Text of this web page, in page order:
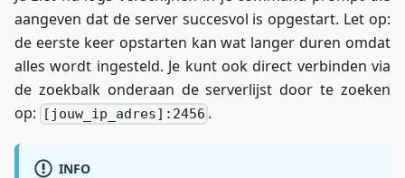
aangeven dat de server succesvol is opgestart. Let op:
de eerste keer opstarten kan wat langer duren omdat
alles wordt ingesteld. Je kunt ook direct verbinden via
de zoekbalk onderaan de serverlijst door te zoeken
op:
[jouw_ip_adres]:2456 .
INFO